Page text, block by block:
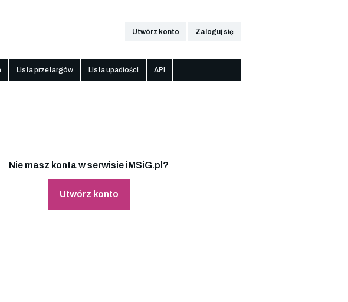
Utwórz konto Zaloguj się
Lista przetargów Lista upadłości API
Nie masz konta w serwisie iMSiG.pl?
Utwórz konto